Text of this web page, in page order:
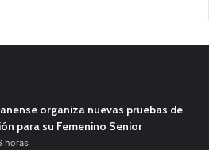
organiza nuevas pruebas de
para su Femenino Senior
horas